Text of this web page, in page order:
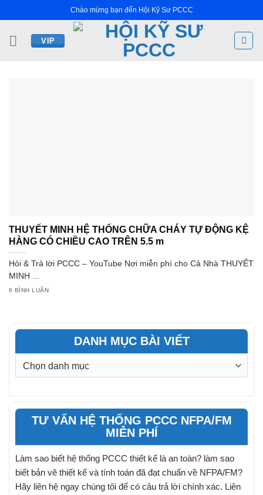
qua
nội
Chào mừng bạn đến Hội Kỹ Sư PCCC
VIP
THUYẾT MINH HỆ THỐNG CHỮA CHÁY TỰ ĐỘNG KỆ
HÀNG CÓ CHIỀU CAO TRÊN 5.5 m
Hỏi & Trả lời PCCC – YouTube Nơi miễn phí cho Cả Nhà THUYẾT
MINH ...
6 BÌNH LUẬN
DANH MỤC BÀI VIẾT
DANH
TƯ VẤN HỆ THỐNG PCCC NFPA/FM
MIỄN PHÍ
Làm sao biết hệ thống PCCC thiết kế là an toàn? làm sao
biết bản vẽ thiết kế và tính toán đã đạt chuẩn về NFPA/FM?
Hãy liên hệ ngay chúng tôi để có câu trả lời chính xác. Liên